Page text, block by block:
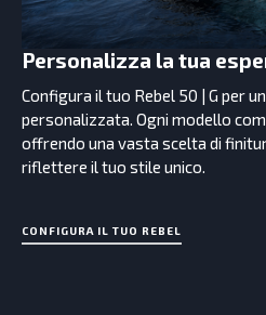
Personalizza la tua
Configura il tuo Rebel 50 | G per
personalizzata. Ogni modello
offrendo una vasta scelta di
riflettere il tuo stile unico.
CO N FIGURA IL TUO R EB EL